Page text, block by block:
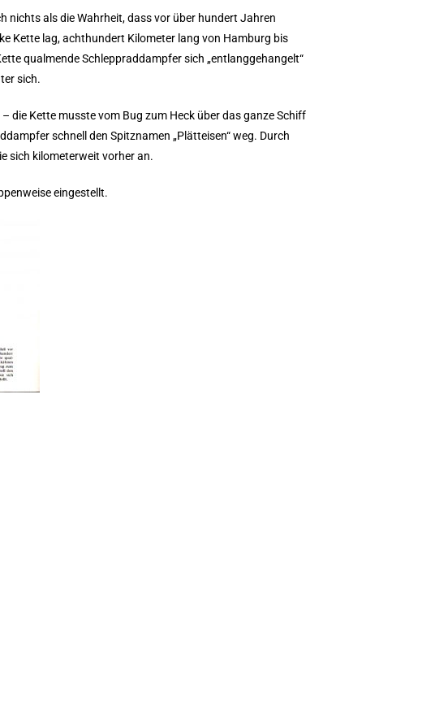
nichts als die Wahrheit, dass vor über hundert Jahren
Kette lag,achthundert Kilometer lang von Hamburg bis
qualmende Schleppraddampfer sich „entlanggehangelt“
sich.
die Kette musste vom Bug zum Heck über das ganze Schiff
schnell den Spitznamen „Plätteisen“ weg. Durch
sich kilometerweit vorher an.
eingestellt.